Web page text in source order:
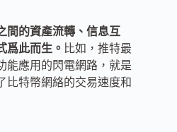
間的資產流轉、信息互
爲此而生。 比如，推特最
能應用的閃電網路，就是
比特幣網絡的交易速度和